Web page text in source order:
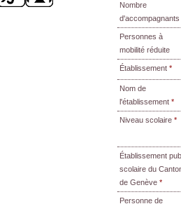
Nombre
d'accompagnants
Personnes à
mobilité réduite
Établissement *
Nom de
l'établissement *
Niveau scolaire *
Établissement
scolaire du
de Genève *
Personne de